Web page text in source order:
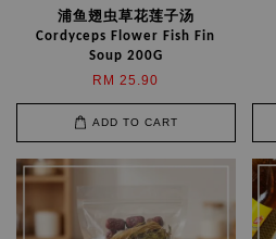
浦鱼翅虫草花莲子汤
Cordyceps Flower Fish Fin
Soup 200G
RM 25.90
ADD TO CART